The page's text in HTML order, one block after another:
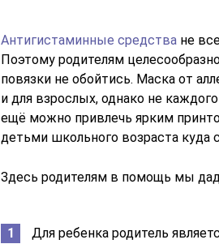
Антигистаминные средства не
Поэтому родителям
повязки не обойтись. Маска от
и для взрослых, однако не
ещё можно привлечь ярким
детьми школьного возраста куда
Здесь родителям в помощь мы
Для ребенка родитель